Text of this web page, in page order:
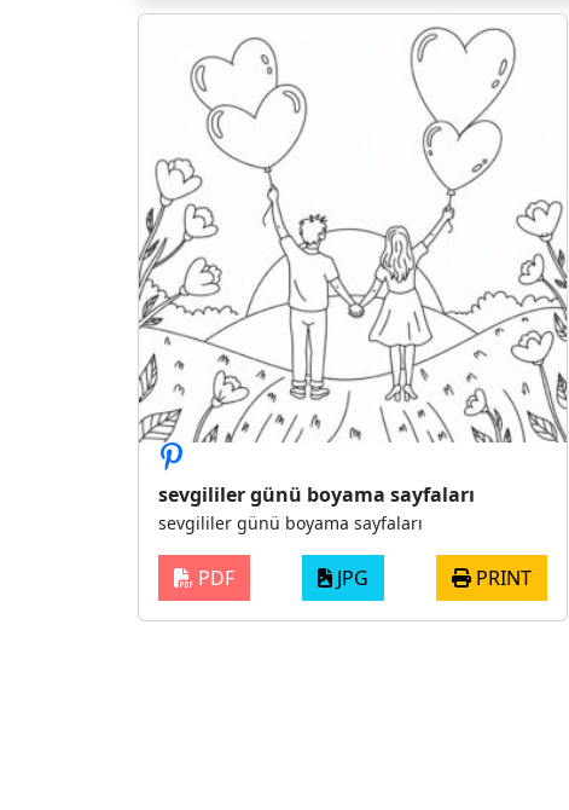
sevgililer günü boyama sayfaları
sevgililer günü boyama sayfaları
PDF JPG PRINT